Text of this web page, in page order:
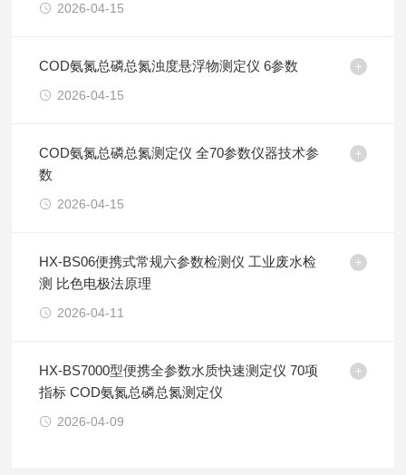
2026-04-15
COD氨氮总磷总氮浊度悬浮物测定仪 6参数
2026-04-15
COD氨氮总磷总氮测定仪 全70参数仪器技术参
数
2026-04-15
HX-BS06便携式常规六参数检测仪 工业废水检
测 比色电极法原理
2026-04-11
HX-BS7000型便携全参数水质快速测定仪 70项
指标 COD氨氮总磷总氮测定仪
2026-04-09